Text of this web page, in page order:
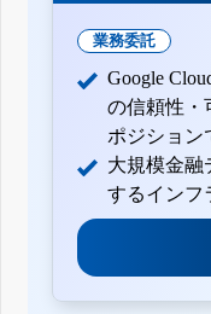
業務委託
Google
の信頼性・
ポジション
大規模金融
するインフ